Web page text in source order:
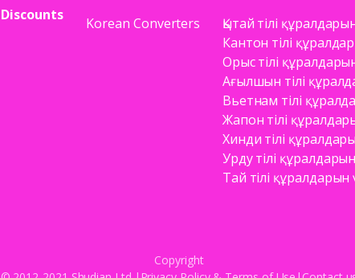
Discounts
Korean Converters
Қытай тілі
Кантон тілі
Орыс тілі
Ағылшын тілі
Вьетнам тілі
Жапон тілі
Хинди тілі
Урду тілі
Тай тілі құралдарын
Copyright